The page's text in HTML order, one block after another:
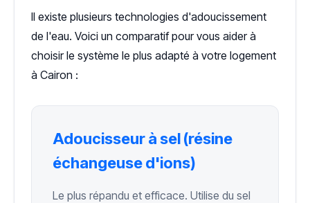
Il existe plusieurs technologies d'adoucissement
de l'eau. Voici un comparatif pour vous aider à
choisir le système le plus adapté à votre logement
à Cairon :
Adoucisseur à sel (résine
échangeuse d'ions)
Le plus répandu et efficace. Utilise du sel